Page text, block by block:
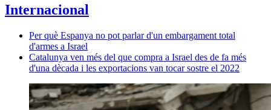
Internacional
Per què Espanya no pot parlar d'un embargament total
d'armes a Israel
Catalunya ven més del que compra a Israel des de fa més
d'una dècada i les exportacions van tocar sostre el 2022